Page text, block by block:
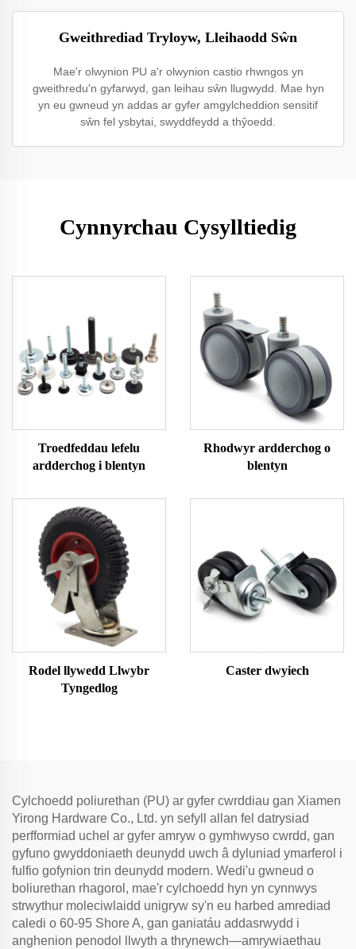
Gweithrediad Tryloyw, Lleihaodd Sŵn
Mae'r olwynion PU a'r olwynion castio rhwngos yn
gweithredu'n gyfarwyd, gan leihau sŵn llugwydd. Mae hyn
yn eu gwneud yn addas ar gyfer amgylcheddion sensitif
sŵn fel ysbytai, swyddfeydd a thŷoedd.
Cynnyrchau Cysylltiedig
Troedfeddau lefelu
ardderchog i blentyn
Rhodwyr ardderchog o
blentyn
Rodel llywedd Llwybr
Tyngedlog
Caster dwyiech
Cylchoedd poliurethan (PU) ar gyfer cwrddiau gan Xiamen
Yirong Hardware Co., Ltd. yn sefyll allan fel datrysiad
perfformiad uchel ar gyfer amryw o gymhwyso cwrdd, gan
gyfuno gwyddoniaeth deunydd uwch â dyluniad ymarferol i
fulfio gofynion trin deunydd modern. Wedi'u gwneud o
boliurethan rhagorol, mae'r cylchoedd hyn yn cynnwys
strwythur moleciwlaidd unigryw sy'n eu harbed amrediad
caledi o 60-95 Shore A, gan ganiatáu addasrwydd i
anghenion penodol llwyth a thrynewch—amrywiaethau